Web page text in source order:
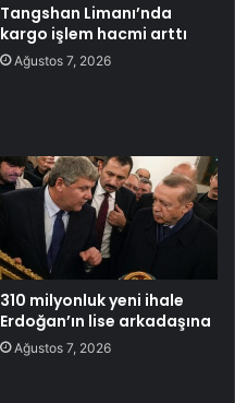
Tangshan Limanı’nda
kargo işlem hacmi arttı
Ağustos 7, 2026
310 milyonluk yeni ihale
Erdoğan’ın lise arkadaşına
Ağustos 7, 2026